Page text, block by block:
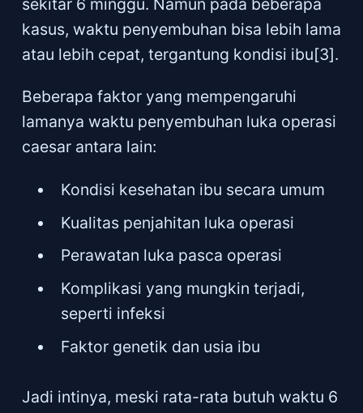
kasus, waktu penyembuhan bisa lebih lama
atau lebih cepat, tergantung kondisi ibu[3].
Beberapa faktor yang mempengaruhi
lamanya waktu penyembuhan luka operasi
caesar antara lain:
Kondisi kesehatan ibu secara umum
Kualitas penjahitan luka operasi
Perawatan luka pasca operasi
Komplikasi yang mungkin terjadi,
seperti infeksi
Faktor genetik dan usia ibu
Jadi intinya, meski rata-rata butuh waktu 6